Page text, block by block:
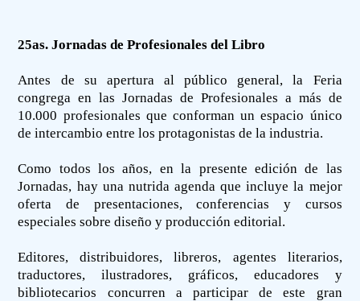
25as. Jornadas de Profesionales del Libro
Antes de su apertura al público general, la Feria
congrega en las Jornadas de Profesionales a más de
10.000 profesionales que conforman un espacio único
de intercambio entre los protagonistas de la industria.
Como todos los años, en la presente edición de las
Jornadas, hay una nutrida agenda que incluye la mejor
oferta de presentaciones, conferencias y cursos
especiales sobre diseño y producción editorial.
Editores, distribuidores, libreros, agentes literarios,
traductores, ilustradores, gráficos, educadores y
bibliotecarios concurren a participar de este gran